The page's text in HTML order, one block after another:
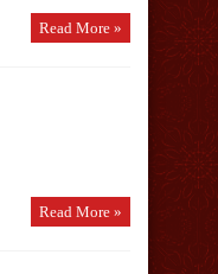
Read More »
Read More »